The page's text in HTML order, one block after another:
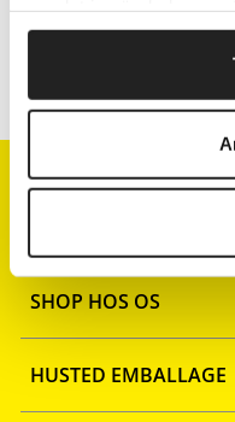
Artikelnr.
SHOP HOS OS
Opret konto
HUSTED EMBALLAGE